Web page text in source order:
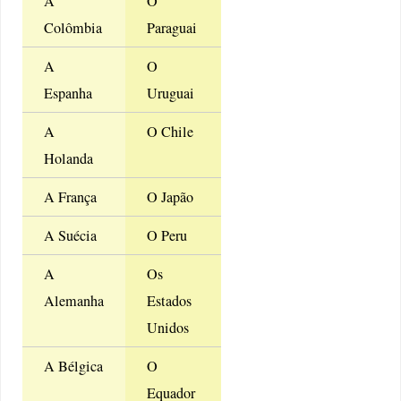
Colômbia
Paraguai
A
Espanha
O
Uruguai
A
Holanda
O Chile
A França
O Japão
A Suécia
O Peru
A
Alemanha
Os
Estados
Unidos
A Bélgica
O
Equador